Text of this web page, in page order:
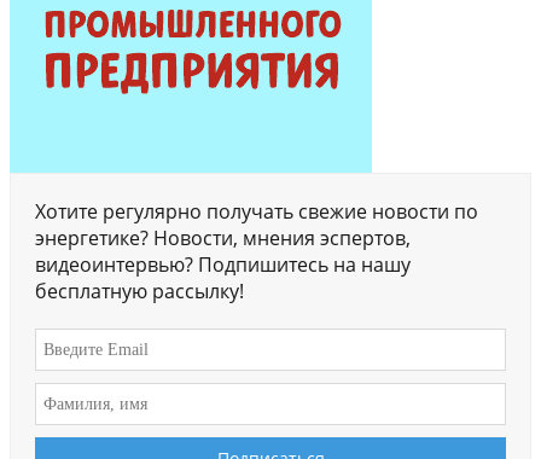
Хотите регулярно получать свежие новости по
энергетике? Новости, мнения эспертов,
видеоинтервью? Подпишитесь на нашу
бесплатную рассылку!